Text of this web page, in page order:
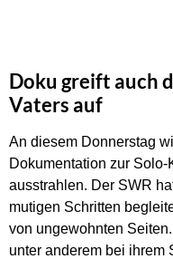
Doku greift auch
Vaters auf
An diesem Donnerstag
Dokumentation zur Solo-
ausstrahlen. Der SWR
mutigen Schritten
von ungewohnten
unter anderem bei ihrem